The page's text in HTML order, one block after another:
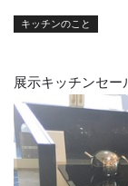
キッチンのこと
展示キッチンセー